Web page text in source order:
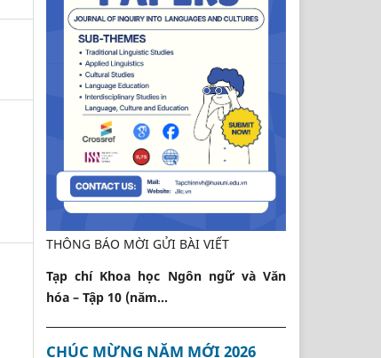
THÔNG BÁO MỜI GỬI BÀI VIẾT
Tạp chí Khoa học Ngôn ngữ và Văn
hóa – Tập 10 (năm...
CHÚC MỪNG NĂM MỚI 2026